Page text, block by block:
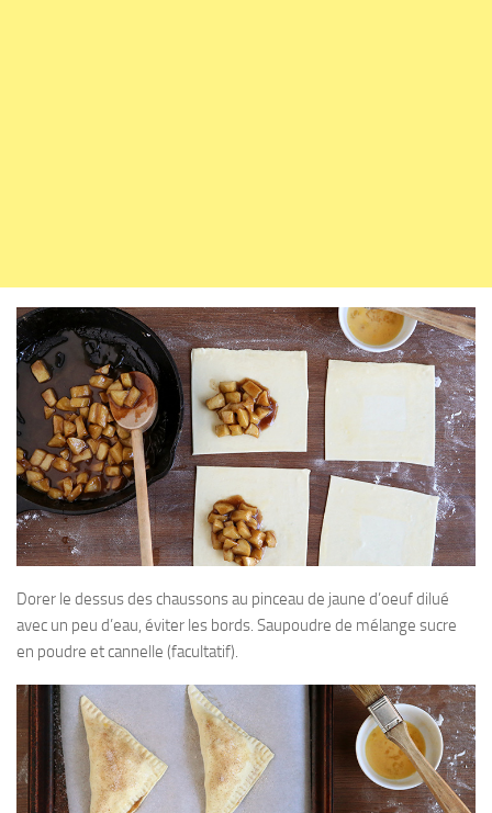
Dorer le dessus des chaussons au pinceau de jaune d’oeuf dilué
avec un peu d’eau, éviter les bords. Saupoudre de mélange sucre
en poudre et cannelle (facultatif).